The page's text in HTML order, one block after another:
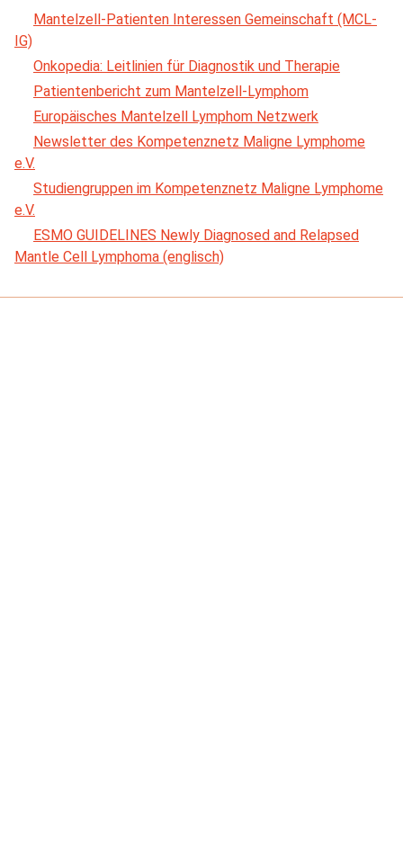
Mantelzell-Patienten Interessen Gemeinschaft (MCL-
IG)
Onkopedia: Leitlinien für Diagnostik und Therapie
Patientenbericht zum Mantelzell-Lymphom
Europäisches Mantelzell Lymphom Netzwerk
Newsletter des Kompetenznetz Maligne Lymphome
e.V.
Studiengruppen im Kompetenznetz Maligne Lymphome
e.V.
ESMO GUIDELINES Newly Diagnosed and Relapsed
Mantle Cell Lymphoma (englisch)